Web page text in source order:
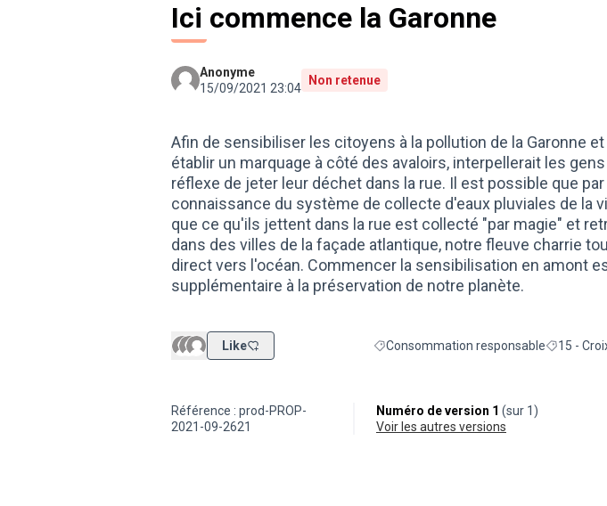
Ici commence la Garonne
Anonyme
15/09/2021 23:04
Non retenue
Afin de sensibiliser les citoyens à la pollution de la Garonne
établir un marquage à côté des avaloirs, interpellerait les
réflexe de jeter leur déchet dans la rue. Il est possible que
connaissance du système de collecte d'eaux pluviales de la
que ce qu'ils jettent dans la rue est collecté "par magie" et
dans des villes de la façade atlantique, notre fleuve charrie
direct vers l'océan. Commencer la sensibilisation en amont
supplémentaire à la préservation de notre planète.
Like Filtrer les résultats de la catégorie :
Consommation responsableFiltrer les
15 -
Référence : prod-PROP-
2021-09-2621
Numéro de version 1 (sur 1)
voir les autres versions